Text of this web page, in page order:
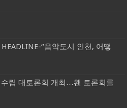
“음악도시 인천, 어떻
립 대토론회 개최…왠 토론회를